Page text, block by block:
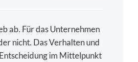
ab. Für das Unternehmen
nicht. Das Verhalten und
im Mittelpunkt